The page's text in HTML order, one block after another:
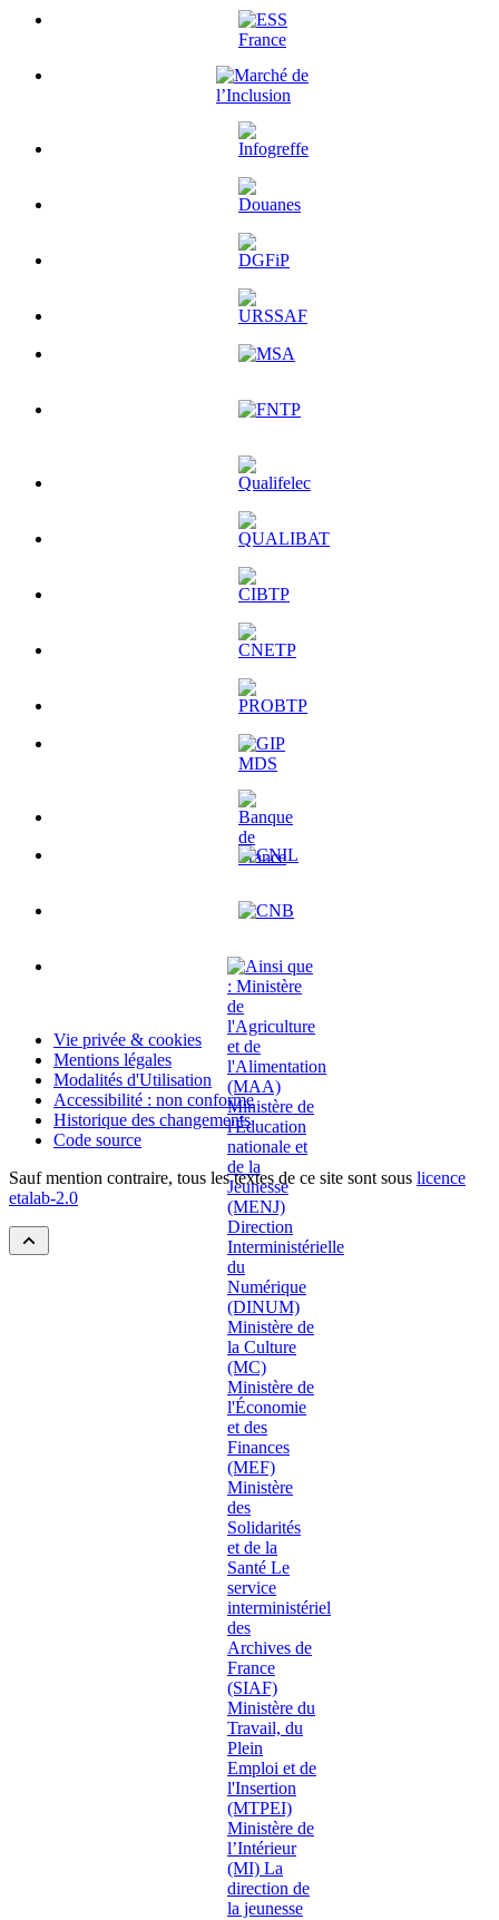
Vie privée & cookies
Mentions légales
Modalités d'Utilisation
Accessibilité : non conforme
Historique des changements
Code source
Sauf mention contraire, tous les textes de ce site sont sous licence
etalab-2.0